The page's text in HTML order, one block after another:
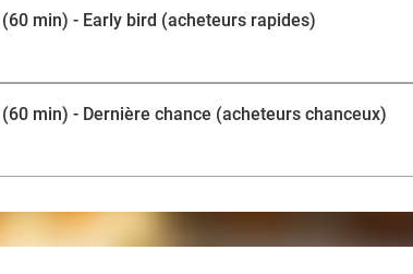
min) - Early bird (acheteurs rapides)
min) - Dernière chance (acheteurs chanceux)